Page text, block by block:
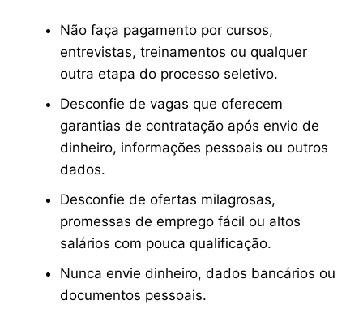
Não faça pagamento por cursos,
entrevistas, treinamentos ou qualquer
outra etapa do processo seletivo.
Desconfie de vagas que oferecem
garantias de contratação após envio de
dinheiro, informações pessoais ou outros
dados.
Desconfie de ofertas milagrosas,
promessas de emprego fácil ou altos
salários com pouca qualificação.
Nunca envie dinheiro, dados bancários ou
documentos pessoais.